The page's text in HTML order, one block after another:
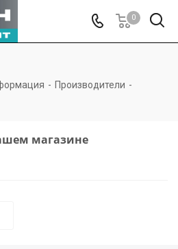
0
- Производители -
магазине